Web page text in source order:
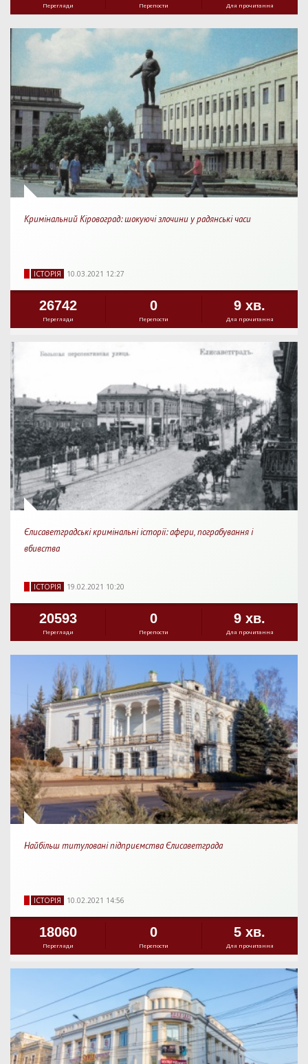
Перегляди Перепости Для прочитання
Кримінальний Кіровоград: шокуючі злочини у радянські часи
IСТОРIЯ 10.03.2021 12:27
26742
Перегляди
0
Перепости
9 хв.
Для прочитання
Єлисаветградські кримінальні історії: афери, пограбування і
вбивства
IСТОРIЯ 19.02.2021 10:20
20593
Перегляди
0
Перепости
9 хв.
Для прочитання
Найбільш титуловані підприємства Єлисаветграда
IСТОРIЯ 10.02.2021 14:56
18060
Перегляди
0
Перепости
5 хв.
Для прочитання